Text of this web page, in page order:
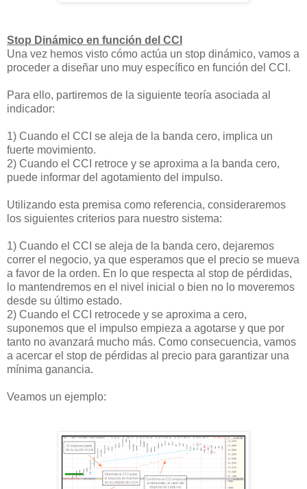
Stop Dinámico en función del CCI
Una vez hemos visto cómo actúa un stop dinámico, vamos a
proceder a diseñar uno muy específico en función del CCI.
Para ello, partiremos de la siguiente teoría asociada al
indicador:
1) Cuando el CCI se aleja de la banda cero, implica un
fuerte movimiento.
2) Cuando el CCI retroce y se aproxima a la banda cero,
puede informar del agotamiento del impulso.
Utilizando esta premisa como referencia, consideraremos
los siguientes criterios para nuestro sistema:
1) Cuando el CCI se aleja de la banda cero, dejaremos
correr el negocio, ya que esperamos que el precio se mueva
a favor de la orden. En lo que respecta al stop de pérdidas,
lo mantendremos en el nivel inicial o bien no lo moveremos
desde su último estado.
2) Cuando el CCI retrocede y se aproxima a cero,
suponemos que el impulso empieza a agotarse y que por
tanto no avanzará mucho más. Como consecuencia, vamos
a acercar el stop de pérdidas al precio para garantizar una
mínima ganancia.
Veamos un ejemplo: